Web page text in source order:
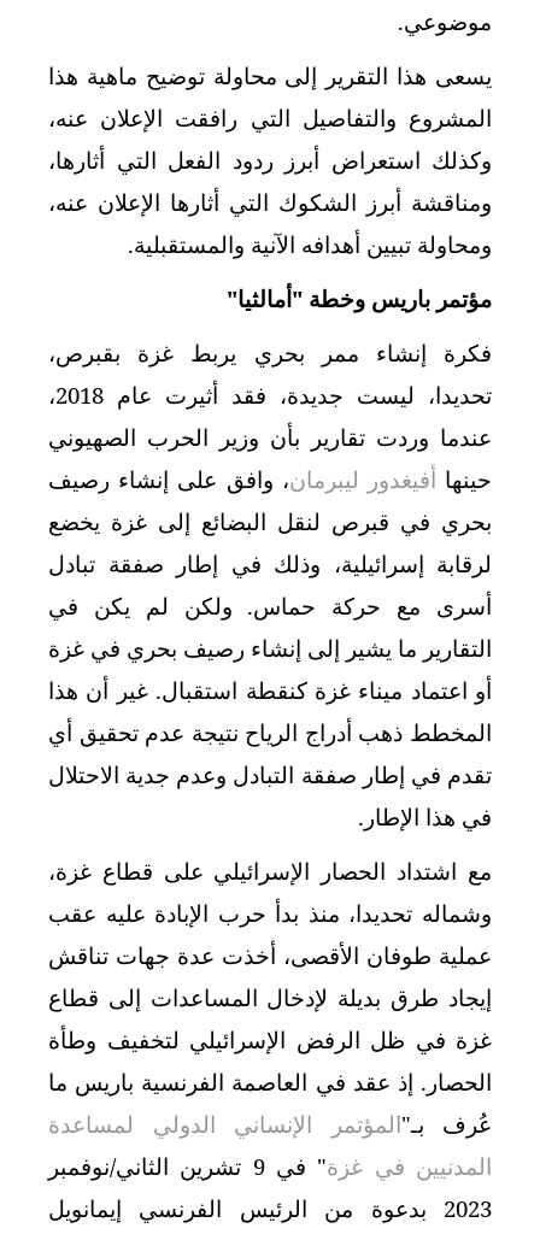
موضوعي.
يسعى هذا التقرير إلى محاولة توضيح ماهية هذا
المشروع والتفاصيل التي رافقت الإعلان عنه،
وكذلك استعراض أبرز ردود الفعل التي أثارها،
ومناقشة أبرز الشكوك التي أثارها الإعلان عنه،
ومحاولة تبيين أهدافه الآنية والمستقبلية.
مؤتمر باريس وخطة "أمالثيا"
فكرة إنشاء ممر بحري يربط غزة بقبرص،
تحديدا، ليست جديدة، فقد أثيرت عام 2018،
عندما وردت تقارير بأن وزير الحرب الصهيوني
حينها أفيغدور ليبرمان، وافق على إنشاء رصيف
بحري في قبرص لنقل البضائع إلى غزة يخضع
لرقابة إسرائيلية، وذلك في إطار صفقة تبادل
أسرى مع حركة حماس. ولكن لم يكن في
التقارير ما يشير إلى إنشاء رصيف بحري في غزة
أو اعتماد ميناء غزة كنقطة استقبال. غير أن هذا
المخطط ذهب أدراج الرياح نتيجة عدم تحقيق أي
تقدم في إطار صفقة التبادل وعدم جدية الاحتلال
في هذا الإطار.
مع اشتداد الحصار الإسرائيلي على قطاع غزة،
وشماله تحديدا، منذ بدأ حرب الإبادة عليه عقب
عملية طوفان الأقصى، أخذت عدة جهات تناقش
إيجاد طرق بديلة لإدخال المساعدات إلى قطاع
غزة في ظل الرفض الإسرائيلي لتخفيف وطأة
الحصار. إذ عقد في العاصمة الفرنسية باريس ما
عُرف بـ"المؤتمر الإنساني الدولي لمساعدة
المدنيين في غزة
" في 9 تشرين الثاني/نوفمبر
2023 بدعوة من الرئيس الفرنسي إيمانويل